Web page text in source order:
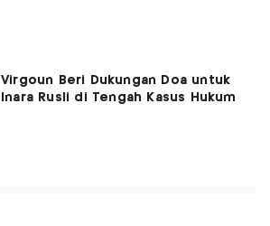
Virgoun Beri Dukungan Doa untuk
Inara Rusli di Tengah Kasus Hukum